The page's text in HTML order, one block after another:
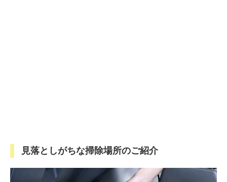
見落としがちな掃除場所のご紹介